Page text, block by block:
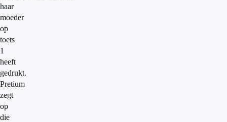
haar
moeder
op
toets
1
heeft
gedrukt.
Pretium
zegt
op
die